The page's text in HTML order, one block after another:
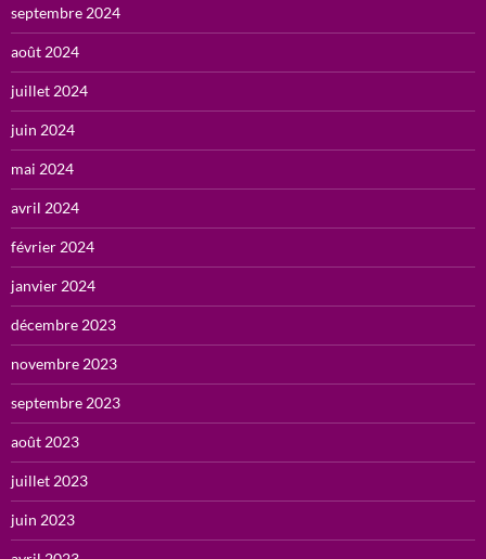
septembre 2024
août 2024
juillet 2024
juin 2024
mai 2024
avril 2024
février 2024
janvier 2024
décembre 2023
novembre 2023
septembre 2023
août 2023
juillet 2023
juin 2023